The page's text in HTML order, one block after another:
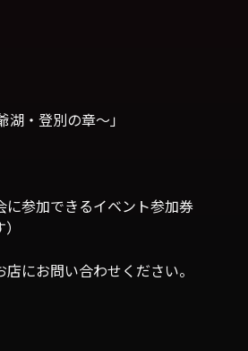
・登別の章～」
参加できるイベント参加券
にお問い合わせください。